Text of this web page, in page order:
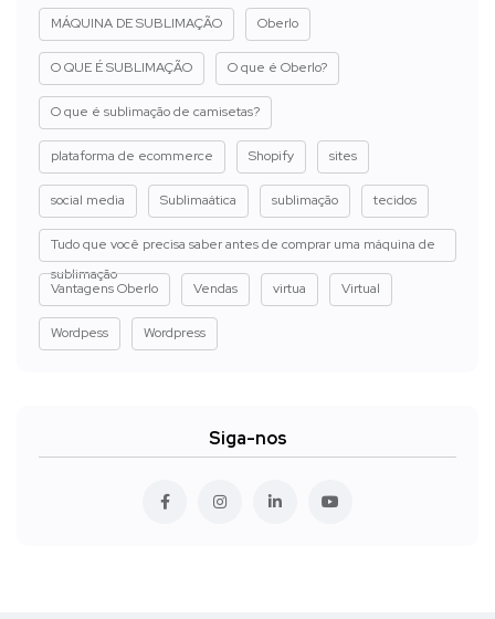
MÁQUINA DE SUBLIMAÇÃO Oberlo
O QUE É SUBLIMAÇÃO O que é Oberlo?
O que é sublimação de camisetas?
plataforma de ecommerce Shopify sites
social media Sublimaática sublimação tecidos
Tudo que você precisa saber antes de comprar uma máquina de
sublimação
Vantagens Oberlo
Vendas virtua Virtual
Wordpess Wordpress
Siga-nos